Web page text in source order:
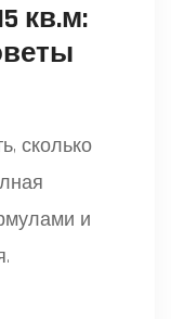
кв.м:
сколько
и